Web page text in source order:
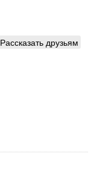
Рассказать друзьям